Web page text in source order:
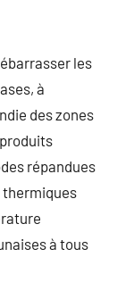
les
à
des zones
répandues
à tous